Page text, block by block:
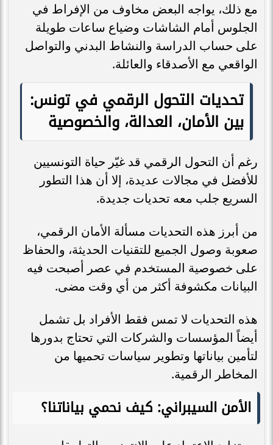
مع ذلك، يواجه البعض مخاوف من الإفراط في
الجلوس أمام الشاشات وضياع ساعات طويلة
على حساب الدراسة والنشاط البدني والتواصل
الواقعي مع الأصدقاء والعائلة.
تحديات التحول الرقمي في تونس:
بين الأمان، العدالة، والخصوصية
رغم أن التحول الرقمي قد غيّر حياة التونسيين
للأفضل في مجالات عديدة، إلا أن هذا التطور
السريع جلب معه تحديات جديدة.
من أبرز هذه التحديات مسألة الأمان الرقمي،
صعوبة وصول الجميع للتقنيات الحديثة، والحفاظ
على خصوصية المستخدم في عصر أصبحت فيه
البيانات مكشوفة أكثر من أي وقت مضى.
هذه التحديات لا تمس فقط الأفراد بل تشمل
أيضاً المؤسسات والشركات التي تحتاج بدورها
لتأمين بياناتها وتطوير سياسات تحميها من
المخاطر الرقمية.
الأمن السيبراني: كيف نحمي بياناتنا؟